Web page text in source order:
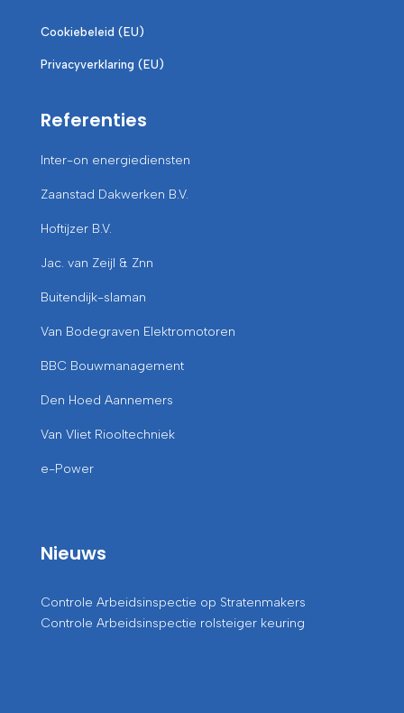
Cookiebeleid (EU)
Privacyverklaring (EU)
Referenties
Inter-on energiediensten
Zaanstad Dakwerken B.V.
Hoftijzer B.V.
Jac. van Zeijl & Znn
Buitendijk-slaman
Van Bodegraven Elektromotoren
BBC Bouwmanagement
Den Hoed Aannemers
Van Vliet Riooltechniek
e-Power
Nieuws
Controle Arbeidsinspectie op Stratenmakers
Controle Arbeidsinspectie rolsteiger keuring